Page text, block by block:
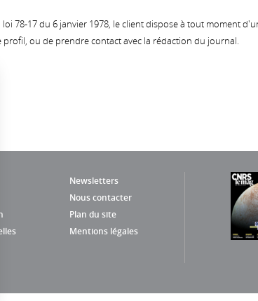
78-17 du 6 janvier 1978, le client dispose à tout moment
ou de prendre contact avec la rédaction du journal.
Newsletters
Nous contacter
Plan du site
Mentions légales